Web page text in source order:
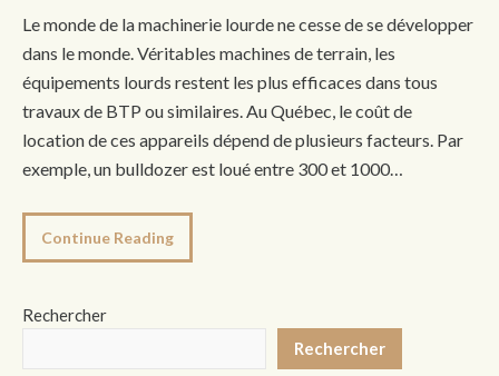
Le monde de la machinerie lourde ne cesse de se développer
dans le monde. Véritables machines de terrain, les
équipements lourds restent les plus efficaces dans tous
travaux de BTP ou similaires. Au Québec, le coût de
location de ces appareils dépend de plusieurs facteurs. Par
exemple, un bulldozer est loué entre 300 et 1000…
Continue Reading
Rechercher
Rechercher